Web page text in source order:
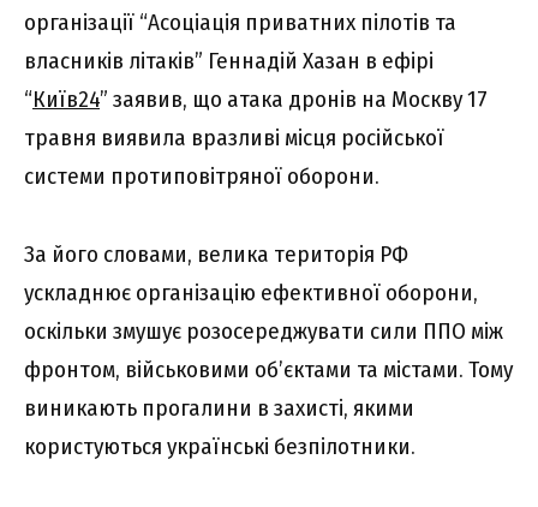
організації “Асоціація приватних пілотів та
власників літаків” Геннадій Хазан в ефірі
“Київ24” заявив, що атака дронів на Москву 17
травня виявила вразливі місця російської
системи протиповітряної оборони.
За його словами, велика територія РФ
ускладнює організацію ефективної оборони,
оскільки змушує розосереджувати сили ППО між
фронтом, військовими об’єктами та містами. Тому
виникають прогалини в захисті, якими
користуються українські безпілотники.